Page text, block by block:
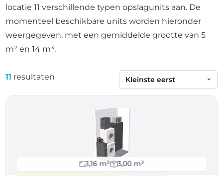
locatie 11 verschillende typen opslagunits aan. De
momenteel beschikbare units worden hieronder
weergegeven, met een gemiddelde grootte van 5
m² en 14 m³.
11 resultaten
Sorteren op
1,16 m²
3,00 m³